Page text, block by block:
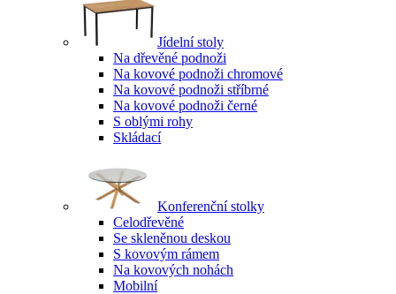
Jídelní stoly
Na dřevěné podnoži
Na kovové podnoži chromové
Na kovové podnoži stříbrné
Na kovové podnoži černé
S oblými rohy
Skládací
Konferenční stolky
Celodřevěné
Se skleněnou deskou
S kovovým rámem
Na kovových nohách
Mobilní